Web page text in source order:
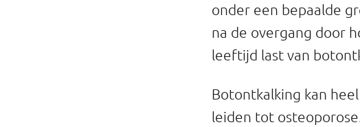
onder een bepaalde
na de overgang door
leeftijd last van
Botontkalking kan
leiden tot